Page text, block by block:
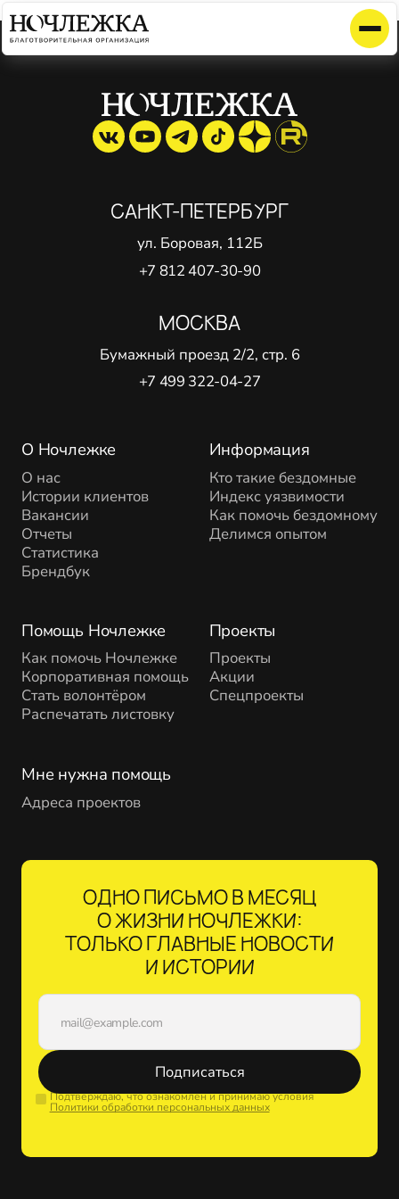
Элемент не найден!
О Ночлежке
О нас
Истории клиентов
Вакансии
Отчеты
Статистика
Брендбук
Помощь Ночлежке
Как помочь Ночлежке
Корпоративная помощь
Стать волонтёром
Распечатать листовку
Проекты
Проекты
Акции
Спецпроекты
Информация
Кто такие бездомные
Индекс уязвимости
Как помочь бездомному
Делимся опытом
Мне нужна помощь
Адреса проектов
САНКТ-ПЕТЕРБУРГ
ул. Боровая, 112Б
+7 812 407-30-90
МОСКВА
Бумажный проезд 2/2, стр. 6
+7 499 322-04-27
ОДНО ПИСЬМО В МЕСЯЦ
О ЖИЗНИ НОЧЛЕЖКИ:
ТОЛЬКО ГЛАВНЫЕ НОВОСТИ
И ИСТОРИИ
Подписаться
Подтверждаю, что ознакомлен и принимаю условия
Политики обработки персональных данных